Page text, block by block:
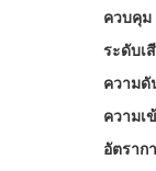
ควบคุม
ระดับเ
ความดั
ความเ
อัตราก